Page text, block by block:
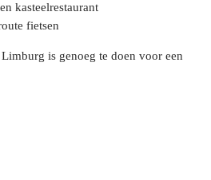
kasteelrestaurant
fietsen
is genoeg te doen voor een